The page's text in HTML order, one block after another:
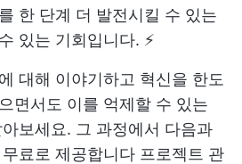
한 단계 더 발전시킬 수 있는
있는 기회입니다. ⚡️
대해 이야기하고 혁신을 한도
면서도 이를 억제할 수 있는
보세요. 그 과정에서 다음과
료로 제공합니다 프로젝트 관